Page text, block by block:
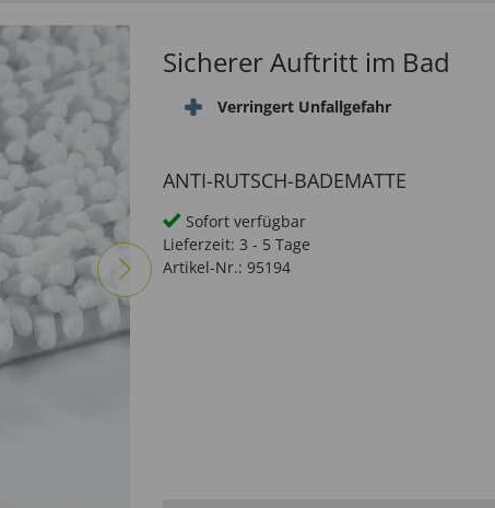
Sicherer Auftritt im Bad
Verringert Unfallgefahr
ANTI-RUTSCH-BADEMATTE
Sofort verfügbar
Lieferzeit: 3 - 5 Tage
Artikel-Nr.: 95194